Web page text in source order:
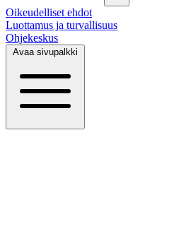
Oikeudelliset ehdot
Luottamus ja turvallisuus
Ohjekeskus
Avaa sivupalkki